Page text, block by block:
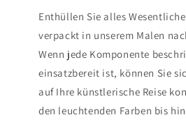
Enthüllen Sie alles
verpackt in unserem Malen
Wenn jede Komponente
einsatzbereit ist, können Sie
auf Ihre künstlerische Reise
den leuchtenden Farben bis